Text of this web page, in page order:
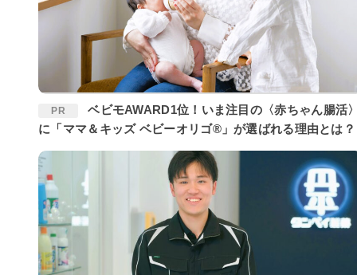
PR
ベビモAWARD1位！いま注目の〈赤ちゃん腸活〉
に「ママ＆キッズ ベビーオリゴ®」が選ばれる理由とは？